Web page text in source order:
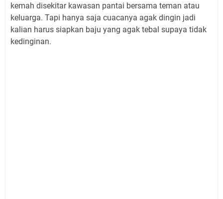
kemah disekitar kawasan pantai bersama teman atau
keluarga. Tapi hanya saja cuacanya agak dingin jadi
kalian harus siapkan baju yang agak tebal supaya tidak
kedinginan.